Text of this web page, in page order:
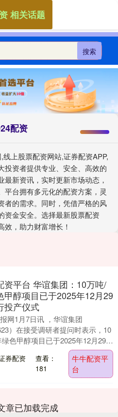
搜索
配资
线上股票配资网站,证券配资APP,
投资者提供专业、安全、高效的
新资讯，实时更新市场动态，
平台拥有多元化的配资方案，灵
者的需求。同时，凭借严格的风
资金安全。选择最新股票配资
效，助力财富增长！
相关话题
资平台 华谊集团：10万吨/
甲醇项目已于2025年12月29
投产仪式
网1月7日讯 ，华谊集团
）在接受调研者提问时表示，10
色甲醇项目已于2025年12月29日
产仪式，由公司建设运营，和申
券配资
查看：
181
牛牛配资平
台
章已加载完成